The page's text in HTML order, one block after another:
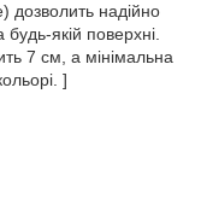
дозволить надійно
якій поверхні.
7 см, а мінімальна
]